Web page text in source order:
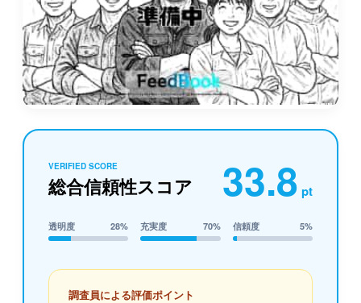
VERIFIED SCORE
総合信頼性スコア 33.8 pt
透明度 28% 充実度 70% 信頼度 5%
調査員による評価ポイント